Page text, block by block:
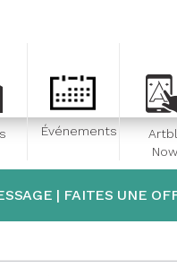
Événements
| FAITES UNE